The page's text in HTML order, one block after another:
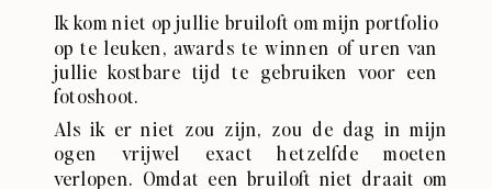
Ik kom niet op jullie bruiloft om mijn portfolio
op te leuken, awards te winnen of uren van
jullie kostbare tijd te gebruiken voor een
fotoshoot.
Als ik er niet zou zijn, zou de dag in mijn
ogen vrijwel exact hetzelfde moeten
verlopen. Omdat een bruiloft niet draait om